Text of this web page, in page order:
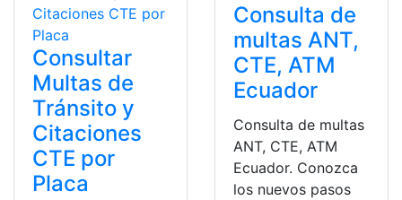
Consultar
Multas de
Tránsito y
Citaciones
CTE por
Placa
Consulta de
multas ANT,
CTE, ATM
Ecuador
Consulta de multas
ANT, CTE, ATM
Ecuador. Conozca
los nuevos pasos